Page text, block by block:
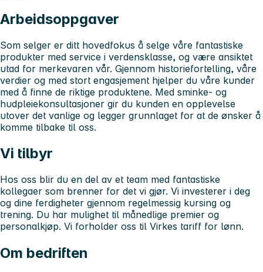
Arbeidsoppgaver
Som selger er ditt hovedfokus å selge våre fantastiske
produkter med service i verdensklasse, og være ansiktet
utad for merkevaren vår. Gjennom historiefortelling, våre
verdier og med stort engasjement hjelper du våre kunder
med å finne de riktige produktene. Med sminke- og
hudpleiekonsultasjoner gir du kunden en opplevelse
utover det vanlige og legger grunnlaget for at de ønsker å
komme tilbake til oss.
Vi tilbyr
Hos oss blir du en del av et team med fantastiske
kollegaer som brenner for det vi gjør. Vi investerer i deg
og dine ferdigheter gjennom regelmessig kursing og
trening. Du har mulighet til månedlige premier og
personalkjøp. Vi forholder oss til Virkes tariff for lønn.
Om bedriften